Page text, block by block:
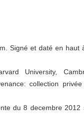
Signé et daté en haut
University,
collection
du 8 decembre 2012